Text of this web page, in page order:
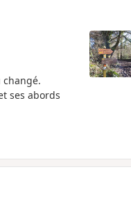
ses abords